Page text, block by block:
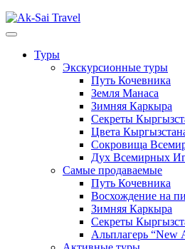
Туры
Экскурсионные туры
Путь Кочевника
Земля Манаса
Зимняя Каркыра
Секреты
Цвета
Сокровища
Дух Всемирных
Самые продаваемые
Путь Кочевника
Восхождение на
Зимняя Каркыра
Секреты
Альплагерь “New